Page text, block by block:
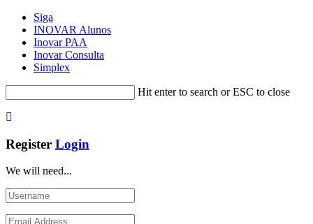
Siga
INOVAR Alunos
Inovar PAA
Inovar Consulta
Simplex
Hit enter to search or ESC to close
Register Login
We will need...